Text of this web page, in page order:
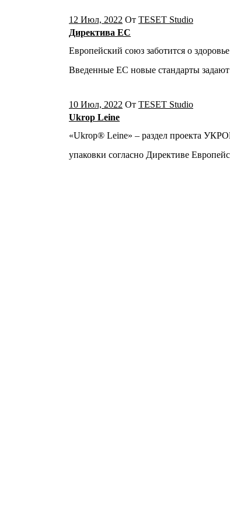
12 Июл, 2022 От TESET Studio
Директива ЕС
Европейский союз заботится о
Введенные ЕС новые стандарты задают
10 Июл, 2022 От TESET Studio
Ukrop Leine
«Ukrop® Leine» – раздел проекта
упаковки согласно Директиве